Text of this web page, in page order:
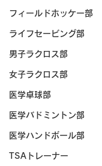
フィールドホッケー部
ライフセービング部
男子ラクロス部
女子ラクロス部
医学卓球部
医学バドミントン部
医学ハンドボール部
TSAトレーナー